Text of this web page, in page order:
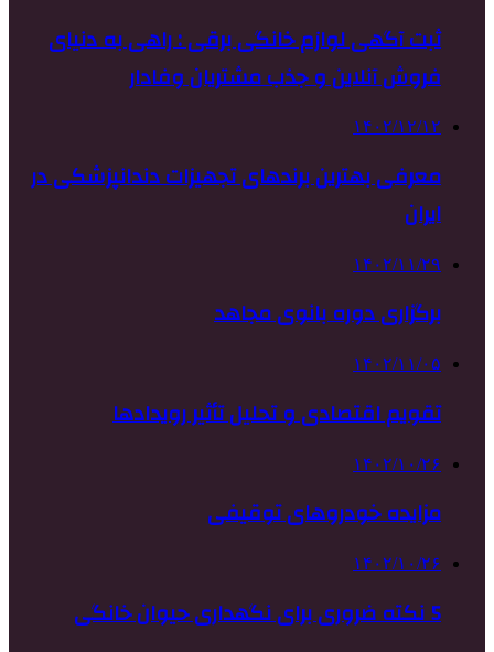
ثبت آگهی لوازم خانگی برقی : راهی به دنیای
فروش آنلاین و جذب مشتریان وفادار
۱۴۰۲/۱۲/۱۲
معرفی بهترین برندهای تجهیزات دندانپزشکی در
ایران
۱۴۰۲/۱۱/۲۹
برگزاری دوره بانوی مجاهد
۱۴۰۲/۱۱/۰۵
تقویم اقتصادی و تحلیل تأثیر رویدادها
۱۴۰۲/۱۰/۲۶
مزایده خودروهای توقیفی
۱۴۰۲/۱۰/۲۶
5 نکته ضروری برای نگهداری حیوان خانگی